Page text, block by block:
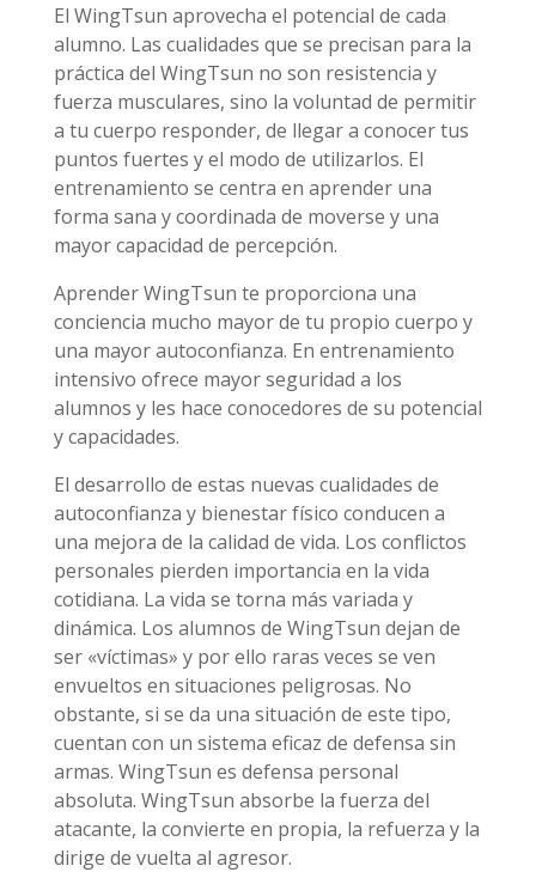
El WingTsun aprovecha el potencial de cada
alumno. Las cualidades que se precisan para la
práctica del WingTsun no son resistencia y
fuerza musculares, sino la voluntad de permitir
a tu cuerpo responder, de llegar a conocer tus
puntos fuertes y el modo de utilizarlos. El
entrenamiento se centra en aprender una
forma sana y coordinada de moverse y una
mayor capacidad de percepción.
Aprender WingTsun te proporciona una
conciencia mucho mayor de tu propio cuerpo y
una mayor autoconfianza. En entrenamiento
intensivo ofrece mayor seguridad a los
alumnos y les hace conocedores de su potencial
y capacidades.
El desarrollo de estas nuevas cualidades de
autoconfianza y bienestar físico conducen a
una mejora de la calidad de vida. Los conflictos
personales pierden importancia en la vida
cotidiana. La vida se torna más variada y
dinámica. Los alumnos de WingTsun dejan de
ser «víctimas» y por ello raras veces se ven
envueltos en situaciones peligrosas. No
obstante, si se da una situación de este tipo,
cuentan con un sistema eficaz de defensa sin
armas. WingTsun es defensa personal
absoluta. WingTsun absorbe la fuerza del
atacante, la convierte en propia, la refuerza y la
dirige de vuelta al agresor.